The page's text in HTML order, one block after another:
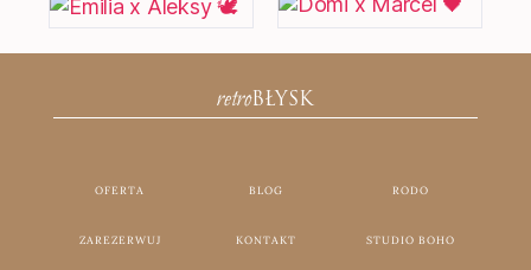
retroBŁYSK
OFERTA BLOG RODO
ZAREZERWUJ KONTAKT STUDIO BOHO